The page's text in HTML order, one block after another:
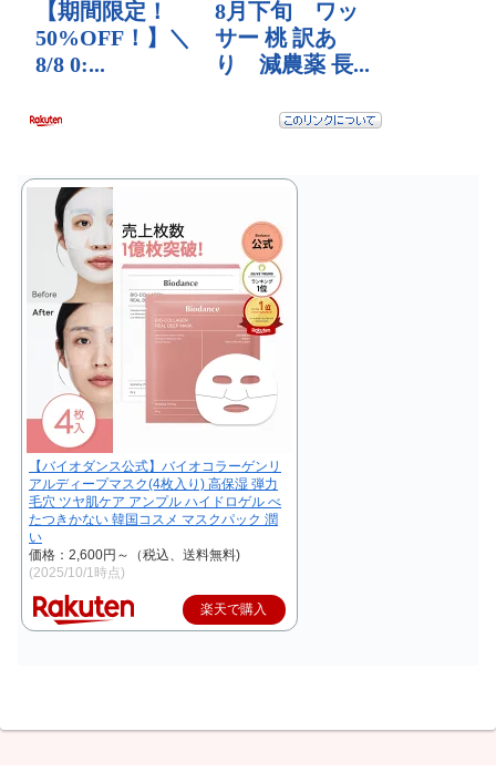
【バイオダンス公式】バイオコラーゲンリ
アルディープマスク(4枚入り) 高保湿 弾力
毛穴 ツヤ肌ケア アンプル ハイドロゲル べ
たつきかない 韓国コスメ マスクパック 潤
い
価格：2,600円～（税込、送料無料)
(2025/10/1時点)
楽天で購入